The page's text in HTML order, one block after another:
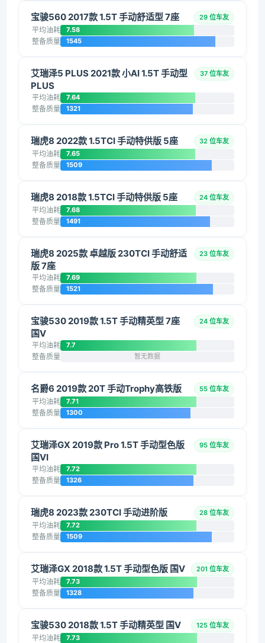
宝骏560 2017款 1.5T 手动舒适型 7座 29 位车友
平均油耗 7.58
整备质量 1545
艾瑞泽5 PLUS 2021款 小AI 1.5T 手动型
PLUS
37 位车友
平均油耗 7.64
整备质量 1321
瑞虎8 2022款 1.5TCI 手动特供版 5座 32 位车友
平均油耗 7.65
整备质量 1509
瑞虎8 2018款 1.5TCI 手动特供版 5座 24 位车友
平均油耗 7.68
整备质量 1491
瑞虎8 2025款 卓越版 230TCI 手动舒适
版 7座
23 位车友
平均油耗 7.69
整备质量 1521
宝骏530 2019款 1.5T 手动精英型 7座
国V
24 位车友
平均油耗 7.7
整备质量 暂无数据
名爵6 2019款 20T 手动Trophy高铁版 55 位车友
平均油耗 7.71
整备质量 1300
艾瑞泽GX 2019款 Pro 1.5T 手动型色版
国VI
95 位车友
平均油耗 7.72
整备质量 1326
瑞虎8 2023款 230TCI 手动进阶版 28 位车友
平均油耗 7.72
整备质量 1509
艾瑞泽GX 2018款 1.5T 手动型色版 国V 201 位车友
平均油耗 7.73
整备质量 1328
宝骏530 2018款 1.5T 手动精英型 国V 125 位车友
平均油耗 7.73